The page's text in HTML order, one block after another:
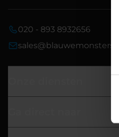
020 - 893 8932656
sales@blauwemonsters.nl